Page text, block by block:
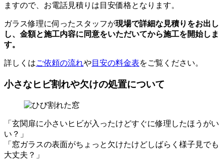
ますので、お電話見積りは目安価格となります。
ガラス修理に伺ったスタッフが現場で詳細な見積りをお出し
し、 金額と施工内容に同意をいただいてから施工を開始しま
す。
詳しくはご依頼の流れや目安の料金表をご覧ください。
小さなヒビ割れや欠けの処置について
「玄関扉に小さいヒビが入ったけどすぐに修理したほうがい
い？」
「窓ガラスの表面がちょっと欠けたけどしばらく様子見でも
大丈夫？」